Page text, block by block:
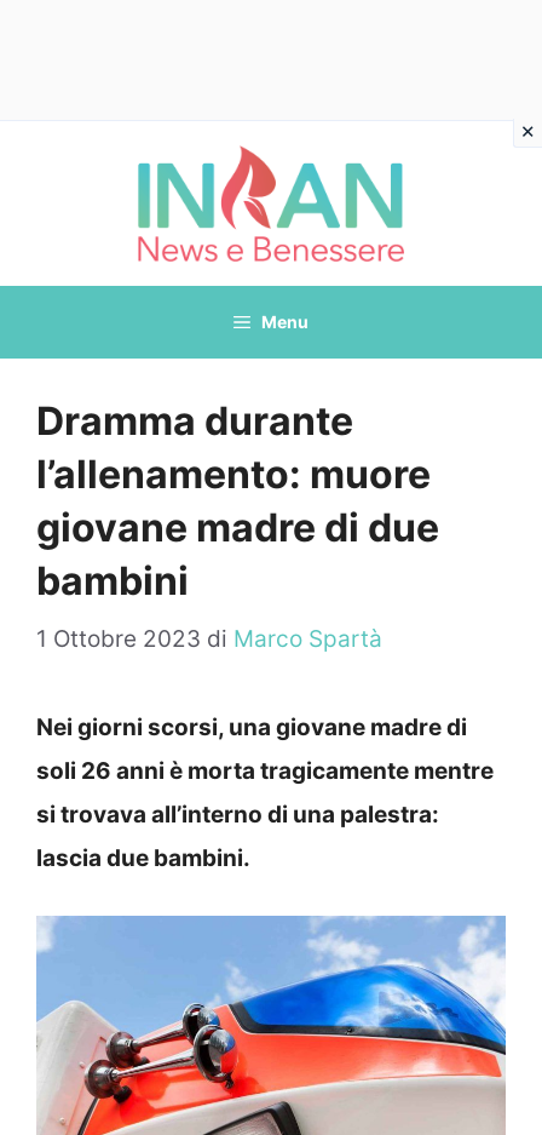
Menu
Dramma durante
l’allenamento: muore
giovane madre di due
bambini
1 Ottobre 2023 di Marco Spartà
Nei giorni scorsi, una giovane madre di
soli 26 anni è morta tragicamente mentre
si trovava all’interno di una palestra:
lascia due bambini.